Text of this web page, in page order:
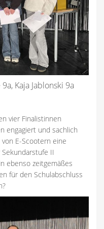
Kaja Jablonski 9a
vier Finalistinnen
engagiert und sachlich
E-Scootern eine
II
ebenso zeitgemäßes
für den Schulabschluss